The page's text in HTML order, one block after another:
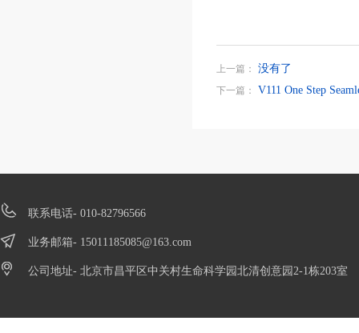
上一篇： 没有了
下一篇： V111 One Step
联系电话- 010-82796566
业务邮箱- 15011185085@163.com
公司地址- 北京市昌平区中关村生命科学园北清创意园2-1栋203室